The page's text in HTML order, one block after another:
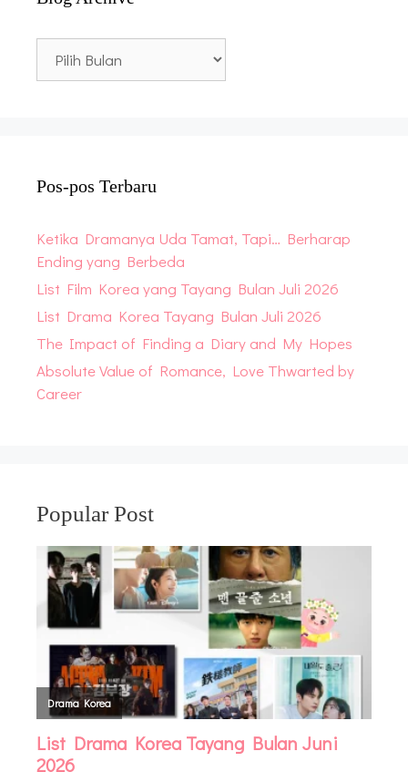
Archive
Pos-pos Terbaru
Ketika Dramanya Uda Tamat, Tapi… Berharap
Ending yang Berbeda
List Film Korea yang Tayang Bulan Juli 2026
List Drama Korea Tayang Bulan Juli 2026
The Impact of Finding a Diary and My Hopes
Absolute Value of Romance, Love Thwarted by
Career
Popular Post